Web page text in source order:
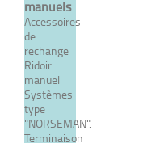
manuels
Accessoires
de
rechange
Ridoir
manuel
Systèmes
type
"NORSEMAN".
Terminaison